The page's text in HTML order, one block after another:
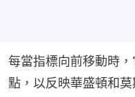
每當指標向前移動時
點，以反映華盛頓和